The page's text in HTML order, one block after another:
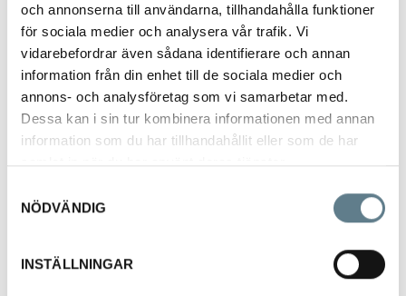
och annonserna till användarna, tillhandahålla funktioner
för sociala medier och analysera vår trafik. Vi
vidarebefordrar även sådana identifierare och annan
information från din enhet till de sociala medier och
annons- och analysföretag som vi samarbetar med.
Dessa kan i sin tur kombinera informationen med annan
information som du har tillhandahållit eller som de har
samlat in när du har använt deras tjänster.
NÖDVÄNDIG
INSTÄLLNINGAR
produkt som har blivit en
riktig klassiker och "bäst-i-
test" gång på gång.
Mekanoverken blev så
till både Volvo och SAAB
och 1998 såldes
husgerådsavdelningen till
lökhackare. 1982 börjar man